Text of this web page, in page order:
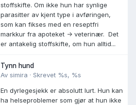
stoffskifte. Om ikke hun har synlige
parasitter av kjent type i avføringen,
som kan fikses med en reseptfri
markkur fra apoteket -> veterinær. Det
er antakelig stoffskifte, om hun alltid...
Tynn hund
Av simira · Skrevet %s, %s
En dyrlegesjekk er absolutt lurt. Hun kan
ha helseproblemer som gjør at hun ikke